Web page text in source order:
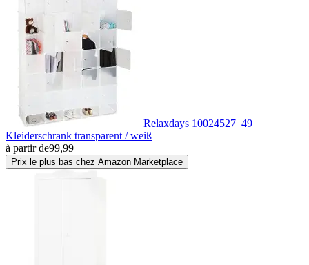
Relaxdays 10024527_49
Kleiderschrank transparent / weiß
à partir de99,99
Prix le plus bas chez Amazon Marketplace